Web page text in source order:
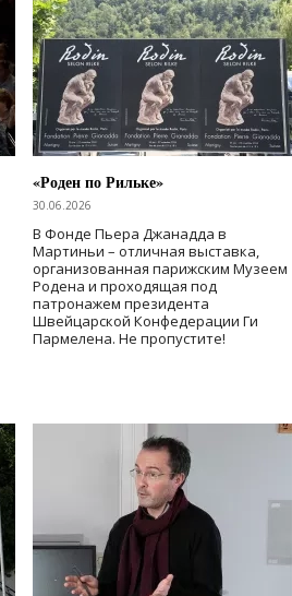
«Роден по Рильке»
30.06.2026
В Фонде Пьера Джанадда в
Мартиньи – отличная выставка,
организованная парижским Музеем
Родена и проходящая под
патронажем президента
Швейцарской Конфедерации Ги
Пармелена. Не пропустите!